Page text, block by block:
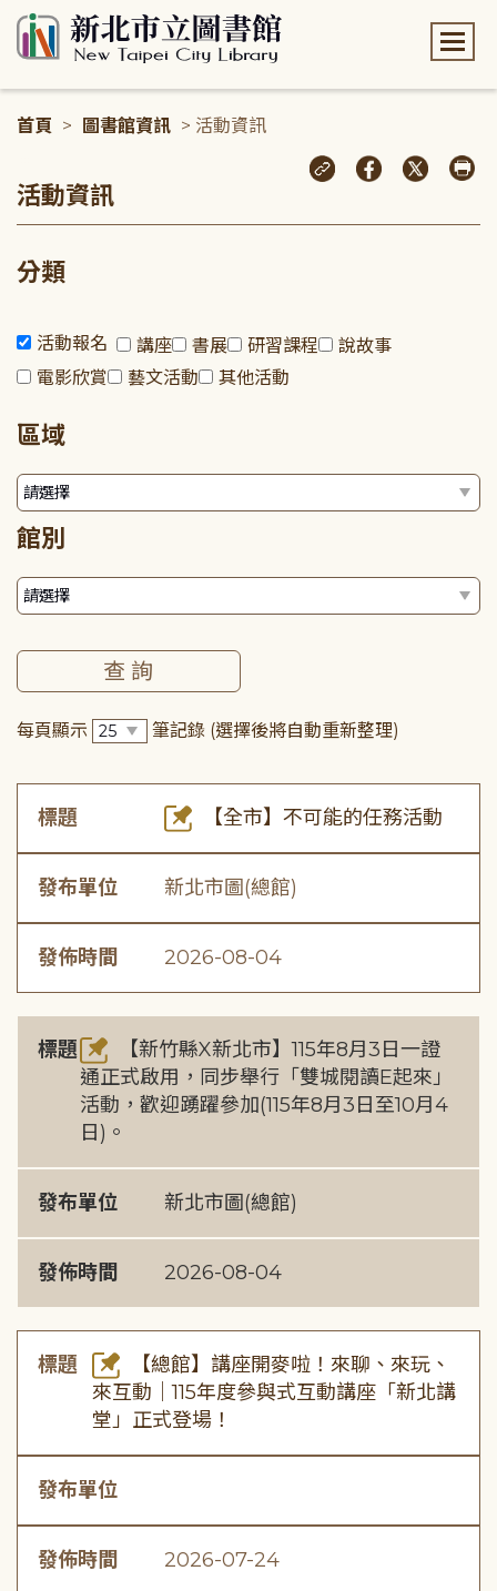
首頁 > 圖書館資訊 > 活動資訊
活動資訊
分類
活動報名 講座 書展 研習課程
說故事
電影欣賞
藝文活動 其他活動
區域
館別
每頁顯示 筆記錄 (選擇後將自動重新整理)
標題 【全市】不可能的任務活動
發布單位 新北市圖(總館)
發佈時間 2026-08-04
標題
【新竹縣X新北市】115年8月3日一證
通正式啟用，同步舉行「雙城閱讀E起來」
活動，歡迎踴躍參加(115年8月3日至10月4
日)。
發布單位 新北市圖(總館)
發佈時間 2026-08-04
標題
【總館】講座開麥啦！來聊、來玩、
來互動｜115年度參與式互動講座「新北講
堂」正式登場！
發布單位
發佈時間 2026-07-24